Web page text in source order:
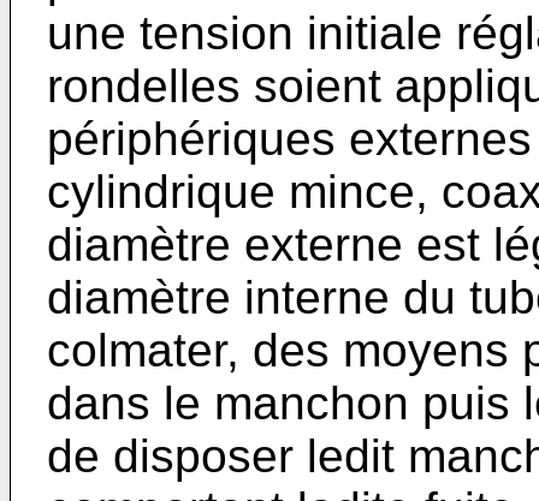
une tension initiale
rondelles soient
périphériques
cylindrique mince,
diamètre externe est
diamètre interne du
colmater, des moyens
dans le manchon puis
de disposer ledit